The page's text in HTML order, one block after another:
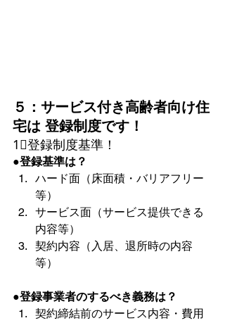
５：サービス付き高齢者向け住
宅は 登録制度です！
1⃣登録制度基準！
●登録基準は？
ハード面（床面積・バリアフリー
等）
サービス面（サービス提供できる
内容等）
契約内容（入居、退所時の内容
等）
●登録事業者のするべき義務は？
契約締結前のサービス内容・費用